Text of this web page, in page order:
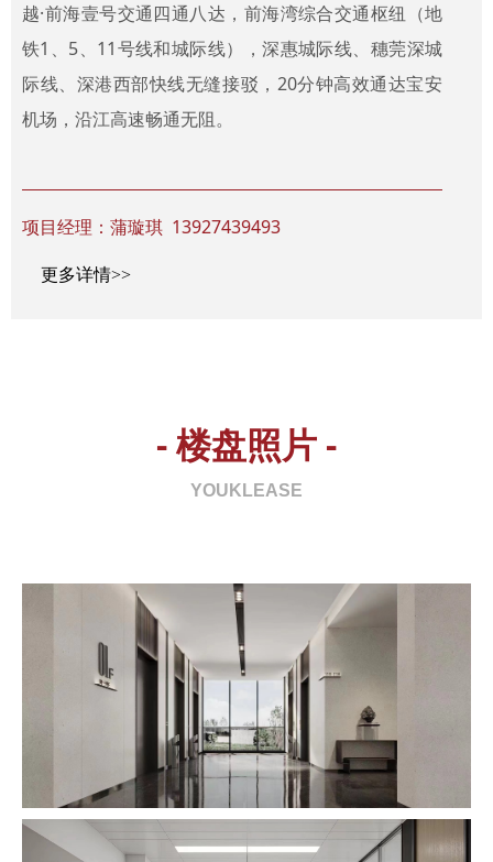
项目经理：蒲璇琪 13927439493
越·前海壹号交通四通八达，前海湾综合交通枢纽（地
铁1、5、11号线和城际线），深惠城际线、穗莞深城
际线、深港西部快线无缝接驳，20分钟高效通达宝安
机场，沿江高速畅通无阻。
更多详情>>
- 楼盘照片 -
YOUKLEASE